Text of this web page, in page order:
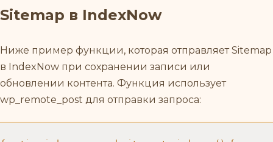
Sitemap в IndexNow
Ниже пример функции, которая отправляет Sitemap
в IndexNow при сохранении записи или
обновлении контента. Функция использует
wp_remote_post для отправки запроса: